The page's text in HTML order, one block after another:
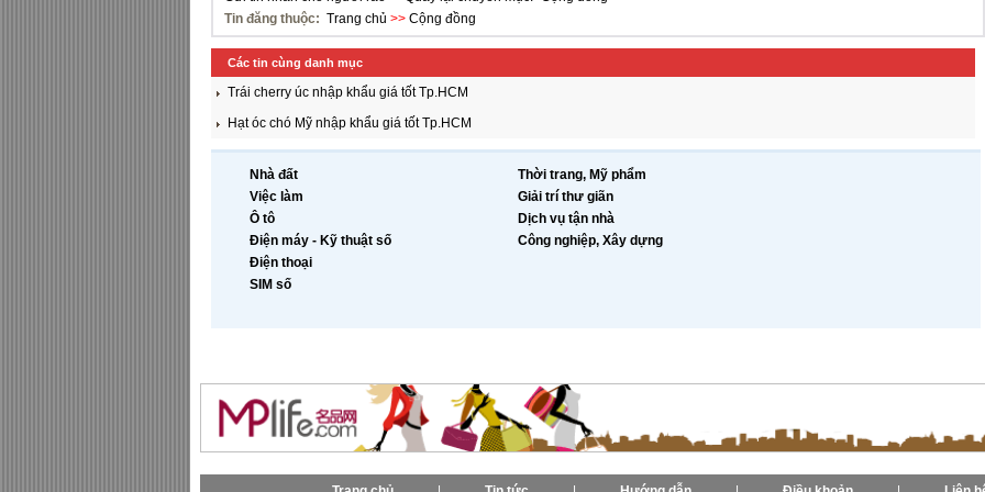
Tin đăng thuộc: Trang chủ >> Cộng đồng
Các tin cùng danh mục
Trái cherry úc nhập khẩu giá tốt Tp.HCM
Hạt óc chó Mỹ nhập khẩu giá tốt Tp.HCM
Nhà đất
Việc làm
Ô tô
Điện máy - Kỹ thuật số
Điện thoại
SIM số
Thời trang, Mỹ phẩm
Giải trí thư giãn
Dịch vụ tận nhà
Công nghiệp, Xây dựng